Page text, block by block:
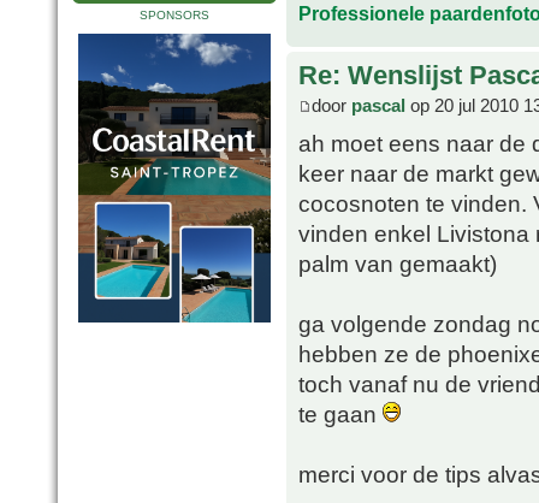
SPONSORS Professionele
Re: Wenslijst
door pascal op 20 jul 2010
ah moet eens naar de
keer naar de markt
cocosnoten te vinden.
vinden enkel Livistona
palm van gemaakt)
ga volgende zondag
hebben ze de
toch vanaf nu de
te gaan
merci voor de tips